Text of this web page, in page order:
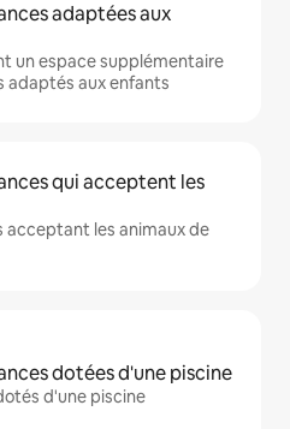
adaptées aux
un espace supplémentaire
adaptés aux enfants
qui acceptent les
acceptant les animaux de
dotées d'une piscine
d'une piscine